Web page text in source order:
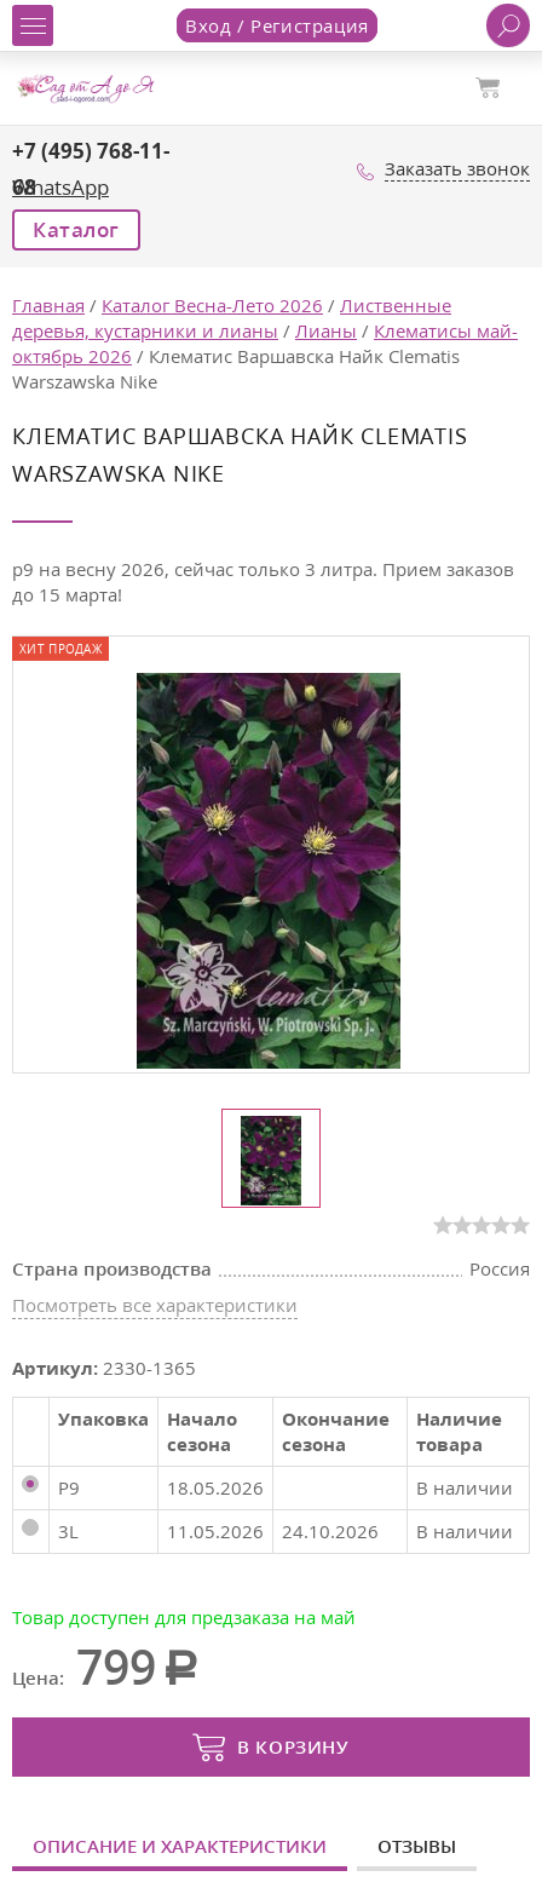
Вход / Регистрация
+7 (495) 768-11-
68
WhatsApp
Заказать звонок
Каталог
Главная / Каталог Весна-Лето 2026 / Лиственные
деревья, кустарники и лианы / Лианы / Клематисы май-
октябрь 2026 / Клематис Варшавска Найк Clematis
Warszawska Nike
КЛЕМАТИС ВАРШАВСКА НАЙК CLEMATIS
WARSZAWSKA NIKE
р9 на весну 2026, сейчас только 3 литра. Прием заказов
до 15 марта!
ХИТ ПРОДАЖ
Страна производства
Россия
Посмотреть все характеристики
Артикул: 2330-1365
Упаковка
Начало
сезона
Окончание
сезона
Наличие
товара
P9
18.05.2026
В наличии
3L
11.05.2026 24.10.2026 В наличии
Товар доступен для предзаказа на май
Цена: 799
В КОРЗИНУ
ОПИСАНИЕ И ХАРАКТЕРИСТИКИ ОТЗЫВЫ